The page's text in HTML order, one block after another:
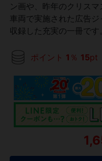
ン画や、昨年のクリス
車両で実施された広告
収録した充実の一冊です。
ポイント 1 ％ 15pt